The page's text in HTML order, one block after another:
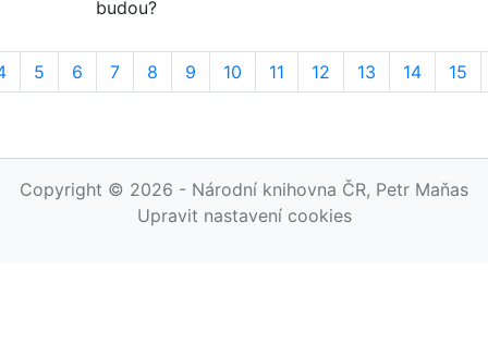
budou?
5 6 7 8 9 10 11 12 13 14 15
Copyright © 2026 - Národní knihovna ČR, Petr Maňas
Upravit nastavení cookies